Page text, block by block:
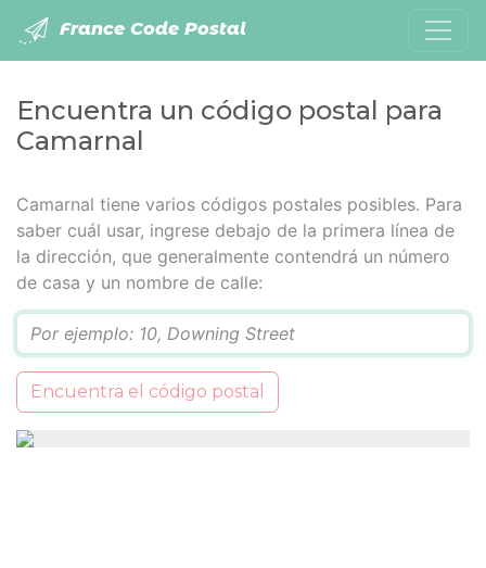
France Code Postal
Encuentra un código postal para
Camarnal
Camarnal tiene varios códigos postales posibles. Para
saber cuál usar, ingrese debajo de la primera línea de
la dirección, que generalmente contendrá un número
de casa y un nombre de calle:
Encuentra el código postal